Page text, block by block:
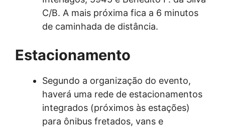
C/B. A mais próxima fica a 6 minutos
de caminhada de distância.
Estacionamento
Segundo a organização do evento,
haverá uma rede de estacionamentos
integrados (próximos às estações)
para ônibus fretados, vans e